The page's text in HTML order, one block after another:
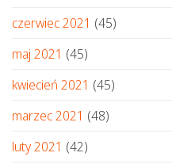
czerwiec 2021 (45)
maj 2021 (45)
kwiecień 2021 (45)
marzec 2021 (48)
luty 2021 (42)